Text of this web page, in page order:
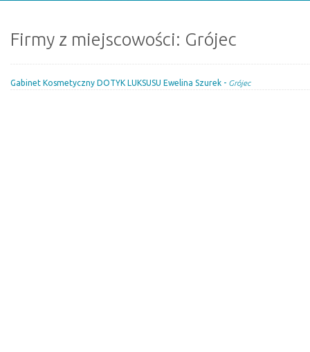
Firmy z miejscowości: Grójec
Gabinet Kosmetyczny DOTYK LUKSUSU Ewelina Szurek - Grójec